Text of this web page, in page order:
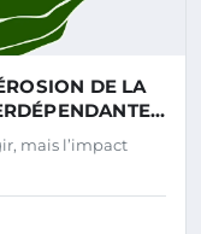
DE LA
mais l’impact